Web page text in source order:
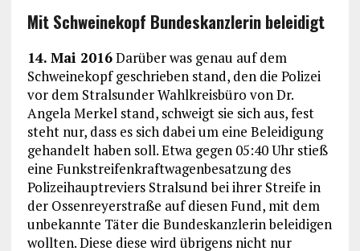
Mit Schweinekopf Bundeskanzlerin beleidigt
14. Mai 2016Darüber was genau auf dem
Schweinekopf geschrieben stand, den die Polizei
vor dem Stralsunder Wahlkreisbüro von Dr.
Angela Merkel stand, schweigt sie sich aus, fest
steht nur, dass es sich dabei um eine Beleidigung
gehandelt haben soll. Etwa gegen 05:40 Uhr stieß
eine Funkstreifenkraftwagenbesatzung des
Polizeihauptreviers Stralsund bei ihrer Streife in
der Ossenreyerstraße auf diesen Fund, mit dem
unbekannte Täter die Bundeskanzlerin beleidigen
wollten. Diese diese wird übrigens nicht nur